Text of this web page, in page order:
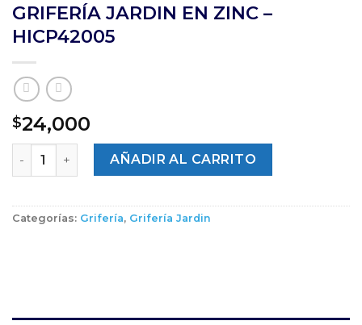
GRIFERÍA JARDIN EN ZINC –
HICP42005
$24,000
Cantidad AÑADIR AL CARRITO
Categorías: Grifería, Grifería Jardin